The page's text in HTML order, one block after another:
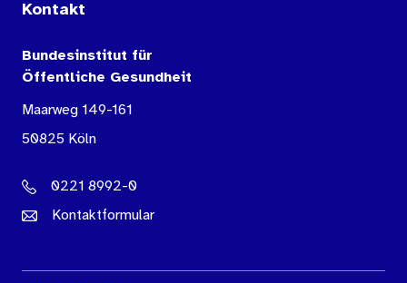
Kontakt
Bundesinstitut für
Öffentliche Gesundheit
Maarweg 149-161
50825 Köln
0221 8992-0
Kontaktformular